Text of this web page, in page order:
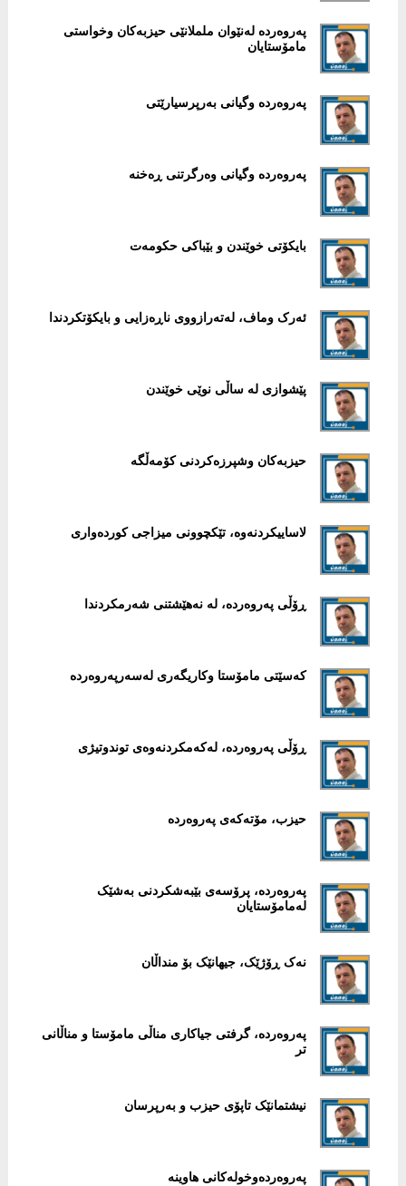
پەروەردە لەنێوان ململانێی حیزبەکان وخواستی
مامۆستایان
پەروەردە وگیانی بەرپرسیارێتی
پەروەردە وگیانی وەرگرتنی ڕەخنە
بایکۆتی خوێندن و بێباکی حکومەت
ئەرک وماف، لەتەرازووی ناڕەزایی و بایکۆتکردندا
پێشوازی لە ساڵی نوێی خوێندن
حیزبەکان وشپرزەکردنی کۆمەڵگە
لاساییکردنەوە، تێکچوونی میزاجی کوردەواری
ڕۆڵی پەروەردە، لە نەهێشتنی شەرمکردندا
کەسێتی مامۆستا وکاریگەری لەسەرپەروەردە
ڕۆڵی پەروەردە، لەکەمکردنەوەی توندوتیژی
حیزب، مۆتەکەی پەروەردە
پەروەردە، پرۆسەی بێبەشکردنی بەشێک
لەمامۆستایان
نەک ڕۆژێک، جیهانێک بۆ منداڵان
پەروەردە، گرفتی جیاکاری مناڵی مامۆستا و مناڵانی
تر
نیشتمانێک تاپۆی حیزب و بەرپرسان
پەروەردەوخولەکانی هاوینە